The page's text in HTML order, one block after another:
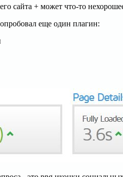
сайта + может что-то
еще один плагин: